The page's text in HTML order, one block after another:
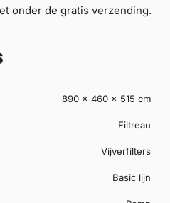
onder de gratis verzending.
890 × 460 × 515 cm
Filtreau
Vijverfilters
Basic lijn